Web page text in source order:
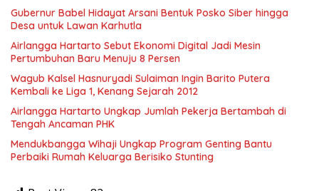
Gubernur Babel Hidayat Arsani Bentuk Posko Siber hingga
Desa untuk Lawan Karhutla
Airlangga Hartarto Sebut Ekonomi Digital Jadi Mesin
Pertumbuhan Baru Menuju 8 Persen
Wagub Kalsel Hasnuryadi Sulaiman Ingin Barito Putera
Kembali ke Liga 1, Kenang Sejarah 2012
Airlangga Hartarto Ungkap Jumlah Pekerja Bertambah di
Tengah Ancaman PHK
Mendukbangga Wihaji Ungkap Program Genting Bantu
Perbaiki Rumah Keluarga Berisiko Stunting